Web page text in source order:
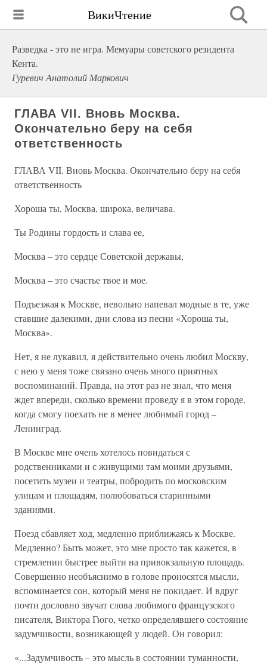
ВикиЧтение
Разведка - это не игра. Мемуары советского резидента
Кента.
Гуревич Анатолий Маркович
ГЛАВА VII. Вновь Москва.
Окончательно беру на себя
ответственность
ГЛАВА VII. Вновь Москва. Окончательно беру на себя
ответственность
Хороша ты, Москва, широка, величава.
Ты Родины гордость и слава ее,
Москва – это сердце Советской державы,
Москва – это счастье твое и мое.
Подъезжая к Москве, невольно напевал модные в те, уже
ставшие далекими, дни слова из песни «Хороша ты,
Москва».
Нет, я не лукавил, я действительно очень любил Москву,
с нею у меня тоже связано очень много приятных
воспоминаний. Правда, на этот раз не знал, что меня
ждет впереди, сколько времени проведу я в этом городе,
когда смогу поехать не в менее любимый город –
Ленинград.
В Москве мне очень хотелось повидаться с
родственниками и с живущими там моими друзьями,
посетить музеи и театры, побродить по московским
улицам и площадям, полюбоваться старинными
зданиями.
Поезд сбавляет ход, медленно приближаясь к Москве.
Медленно? Быть может, это мне просто так кажется, в
стремлении быстрее выйти на привокзальную площадь.
Совершенно необъяснимо в голове проносятся мысли,
вспоминается сон, который меня не покидает. И вдруг
почти дословно звучат слова любимого французского
писателя, Виктора Гюго, четко определявшего состояние
задумчивости, возникающей у людей. Он говорил:
«...Задумчивость – это мысль в состоянии туманности,